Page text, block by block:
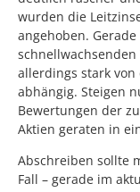
wurden die
angehoben.
allerdings stark
abhängig. Steigen
Bewertungen der
Aktien geraten in
Abschreiben sollte
Fall – gerade im